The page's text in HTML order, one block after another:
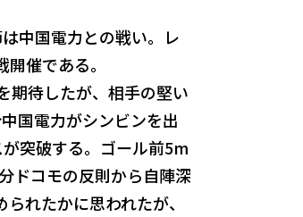
中国電力との戦い。レ
催である。
期待したが、相手の堅い
国電力がシンビンを出
突破する。ゴール前5m
ドコモの反則から自陣深
れたかに思われたが、